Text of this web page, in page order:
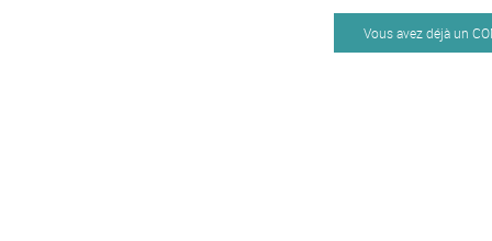
Vous avez déjà un